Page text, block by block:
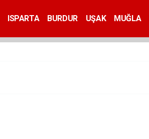
ISPARTA BURDUR UŞAK MUĞLA